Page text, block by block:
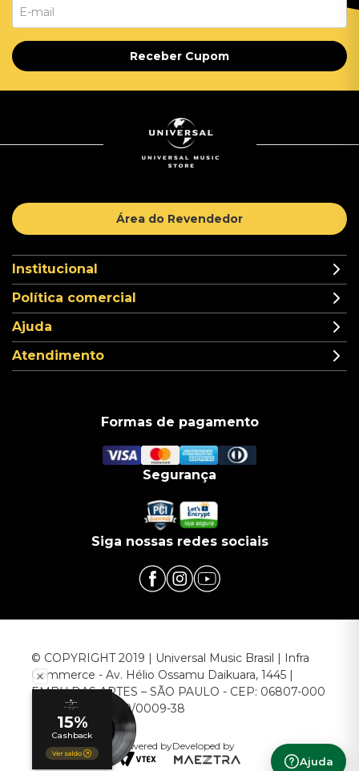
Ajuda
Receber Cupom
Área do Revendedor
Institucional
Política comercial
Ajuda
Atendimento
Formas de pagamento
Segurança
Siga nossas redes sociais
© COPYRIGHT 2019 | Universal Music Brasil | Infra
Commerce - Av. Hélio Ossamu Daikuara, 1445 |
EMBU DAS ARTES – SÃO PAULO - CEP: 06807-000
CNPJ: 00.952.789/0009-38
Powered byDeveloped by